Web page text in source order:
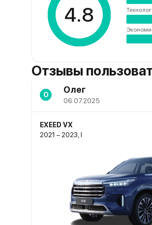
4.8
Отзывы
О Олег
06.07.2025
EXEED VX
2021 – 2023, I